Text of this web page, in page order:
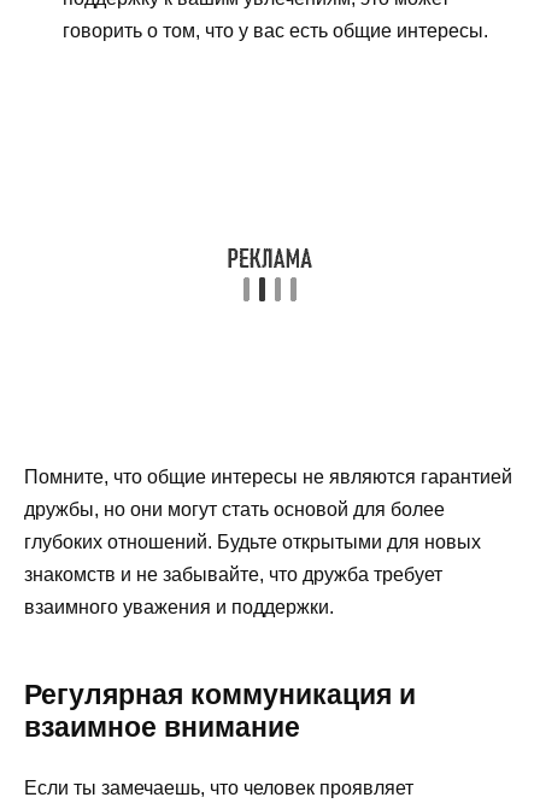
говорить о том, что у вас есть общие интересы.
Помните, что общие интересы не являются гарантией
дружбы, но они могут стать основой для более
глубоких отношений. Будьте открытыми для новых
знакомств и не забывайте, что дружба требует
взаимного уважения и поддержки.
Регулярная коммуникация и
взаимное внимание
Если ты замечаешь, что человек проявляет